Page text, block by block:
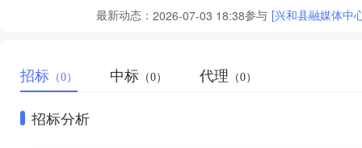
最新动态： 2026-07-03 18:38参与 [兴和县融媒体中
招标 （0） 中标 （0） 代理 （0）
招标分析